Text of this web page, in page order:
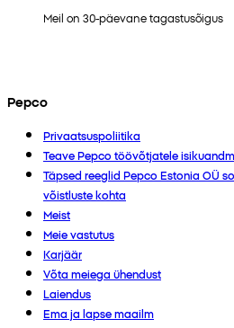
Meil on 30-päevane tagastusõigus
Pepco
Privaatsuspoliitika
Teave Pepco töövõtjatele
Täpsed reeglid Pepco Estonia OÜ
võistluste kohta
Meist
Meie vastutus
Karjäär
Võta meiega ühendust
Laiendus
Ema ja lapse maailm